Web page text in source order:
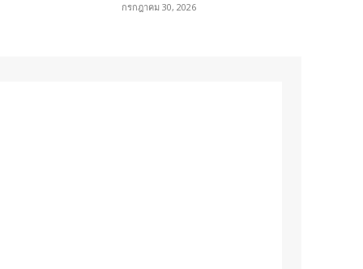
กรกฎาคม 30, 2026